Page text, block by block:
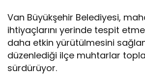
Van Büyükşehir Belediyesi,
ihtiyaçlarını yerinde tespit
daha etkin yürütülmesini
düzenlediği ilçe muhtarlar
sürdürüyor.